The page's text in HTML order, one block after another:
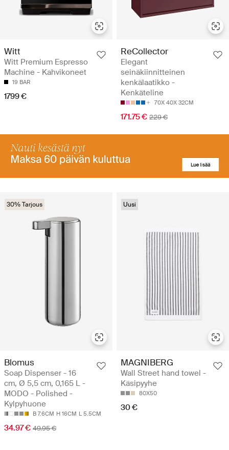
Witt
Witt Premium Espresso
Machine - Kahvikoneet
19 BAR
1799 €
ReCollector
Elegant
seinäkiinnitteinen
kenkälaatikko -
Kenkäteline
70X 40X 32CM
171.75 € 229 €
30% Tarjous
Blomus
Soap Dispenser - 16
cm, Ø 5,5 cm, 0,165 L -
MODO - Polished -
Kylpyhuone
B 7.6CM H 16CM L 5.5CM
34.97 € 49.95 €
Uusi
MAGNIBERG
Wall Street hand towel -
Käsipyyhe
80X50
30 €